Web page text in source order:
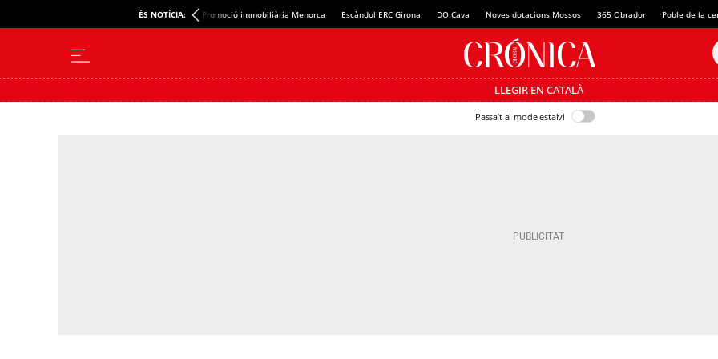
ÉS NOTÍCIA: Promoció immobiliària Menorca Escàndol ERC Girona DO Cava Noves dotacions Mossos 365 Obrador Poble de la
LLEGIR EN CATALÀ
Passa’t al mode estalvi